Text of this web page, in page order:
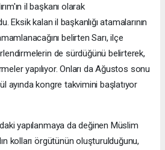
il başkanı olarak
Eksik kalan il başkanlığı atamalarının
belirten Sarı, ilçe
de sürdüğünü belirterek,
yapılıyor. Onları da Ağustos sonu
ayında kongre takvimini başlatıyor
yapılanmaya da değinen Müslim
kolları örgütünün oluşturulduğunu,